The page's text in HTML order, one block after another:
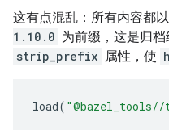
这有点混乱：所有内容都以
1.10.0 为前缀，这是归
strip_prefix 属性，使
load(